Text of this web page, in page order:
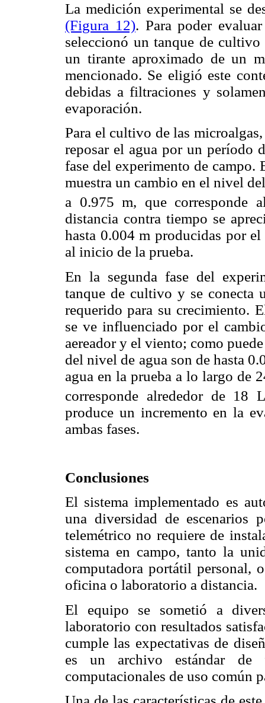
La medición experimental se
(Figura 12). Para poder
seleccionó un tanque de
un tirante aproximado de un
mencionado. Se eligió este
debidas a filtraciones y
evaporación.
Para el cultivo de las
reposar el agua por un período
fase del experimento de
muestra un cambio en el nivel
a 0.975 m, que corresponde
distancia contra tiempo se
hasta 0.004 m producidas por
al inicio de la prueba.
En la segunda fase del
tanque de cultivo y se conecta
requerido para su crecimiento.
se ve influenciado por el
aereador y el viento; como
del nivel de agua son de hasta
agua en la prueba a lo largo de
corresponde alrededor de 18
produce un incremento en la
ambas fases.
Conclusiones
El sistema implementado es
una diversidad de escenarios
telemétrico no requiere de
sistema en campo, tanto la
computadora portátil personal,
oficina o laboratorio a distancia.
El equipo se sometió a
laboratorio con resultados
cumple las expectativas de
es un archivo estándar de
computacionales de uso común